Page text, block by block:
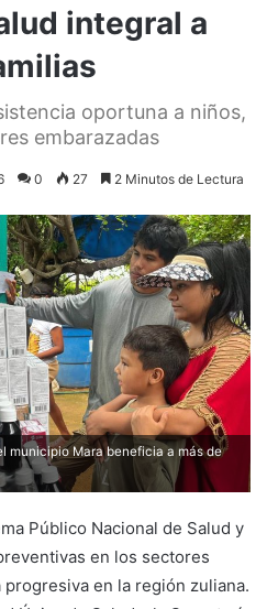
integral a
oportuna a niños,
embarazadas
0 27 2 Minutos de Lectura
municipio Mara beneficia a más de
Público Nacional de Salud y
en los sectores
en la región zuliana.